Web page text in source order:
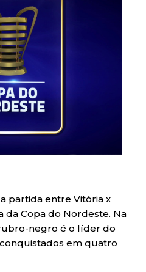
partida entre Vitória x
Copa do Nordeste. Na
negro é o líder do
em quatro